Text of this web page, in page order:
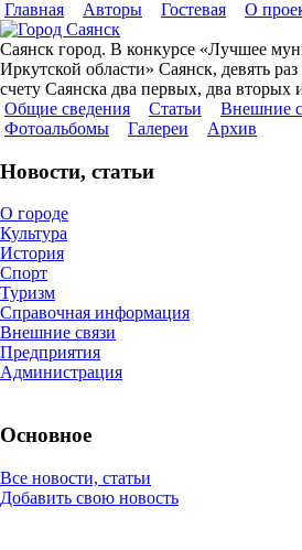
Главная Авторы Гостевая О
Саянск город. В конкурсе «Лучшее
Иркутской области» Саянск, девять
счету Саянска два первых, два вторых
Общие сведения
Cтатьи Внешние
Фотоальбомы
Галереи Архив
Новости, статьи
О городе
Культура
История
Спорт
Туризм
Справочная информация
Внешние связи
Предприятия
Администрация
Основное
Все новости, статьи
Добавить свою новость